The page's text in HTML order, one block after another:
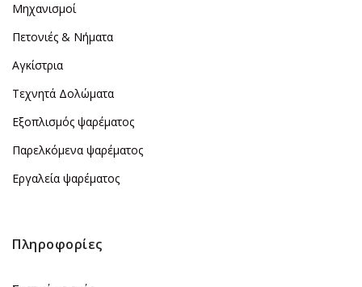
Μηχανισμοί
Πετονιές & Νήματα
Αγκίστρια
Τεχνητά Δολώματα
Εξοπλισμός ψαρέματος
Παρελκόμενα ψαρέματος
Εργαλεία ψαρέματος
Πληροφορίες